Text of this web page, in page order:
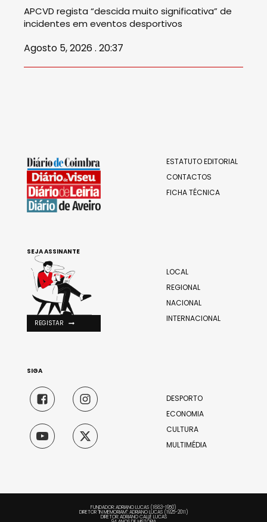
APCVD regista “descida muito significativa” de
incidentes em eventos desportivos
Agosto 5, 2026 . 20:37
ESTATUTO EDITORIAL
CONTACTOS
FICHA TÉCNICA
LOCAL
REGIONAL
NACIONAL
INTERNACIONAL
DESPORTO
ECONOMIA
CULTURA
MULTIMÉDIA
SEJA ASSINANTE
REGISTAR
SIGA
FUNDADOR: ADRIANO LUCAS (1883-1950)
DIRETOR "IN MEMORIAM": ADRIANO LUCAS (1925-2011)
DIRETOR: ADRIANO CALLÉ LUCAS